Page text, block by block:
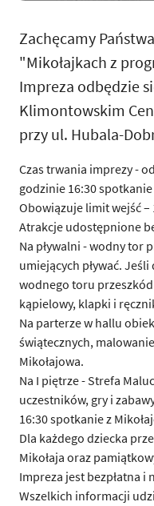
Zachęcamy
"Mikołajkach z
Impreza odbędzie
Klimontowskim
przy ul. Hubala-
Czas trwania imprezy -
godzinie 16:30 spotkanie
Obowiązuje limit wejść –
Atrakcje udostępnione
Na pływalni - wodny tor
umiejących pływać.
wodnego toru
kąpielowy, klapki i
Na parterze w hallu
świątecznych,
Mikołajowa.
Na I piętrze - Strefa
uczestników, gry i
16:30 spotkanie z
Dla każdego dziecka
Mikołaja oraz
Impreza jest bezpłatna i
Wszelkich informacji